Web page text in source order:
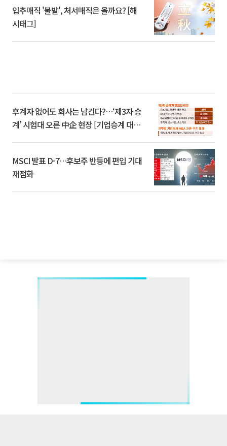
입추매직 '불발', 처서매직은 올까요? [해
시태그]
후계자 없어도 회사는 남긴다?…‘제3자 승
계’ 시험대 오른 中企 현장 [기업승계 대전
MSCI 발표 D-7…후보주 반등에 편입 기대
재점화